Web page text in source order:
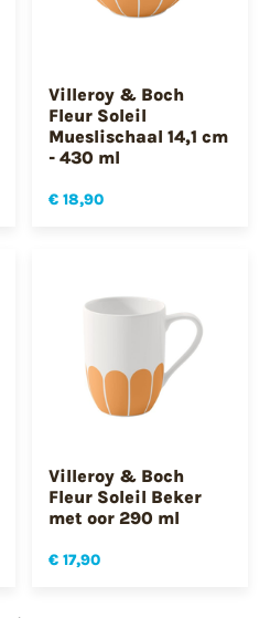
Villeroy & Boch
Fleur Soleil
Mueslischaal 14,1 cm
- 430 ml
€ 18,90
Villeroy & Boch
Fleur Soleil Beker
met oor 290 ml
€ 17,90